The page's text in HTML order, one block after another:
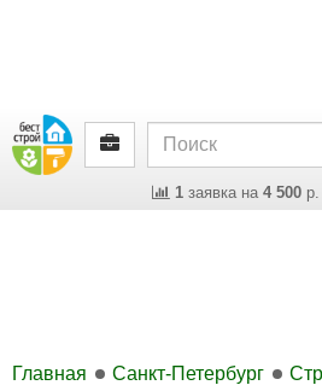
1заявка на 4 500р.
Главная Санкт-Петербург